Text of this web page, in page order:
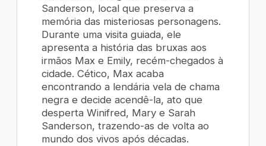
Sanderson, local que preserva a
memória das misteriosas personagens.
Durante uma visita guiada, ele
apresenta a história das bruxas aos
irmãos Max e Emily, recém-chegados à
cidade. Cético, Max acaba
encontrando a lendária vela de chama
negra e decide acendê-la, ato que
desperta Winifred, Mary e Sarah
Sanderson, trazendo-as de volta ao
mundo dos vivos após décadas.